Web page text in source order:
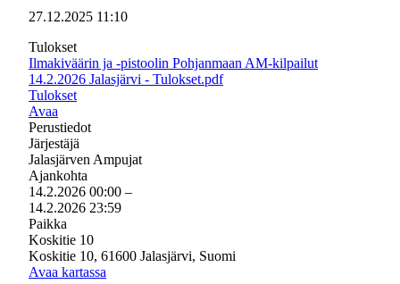
27.12.2025 11:10
Tulokset
Ilmakiväärin ja -pistoolin Pohjanmaan AM-kilpailut
14.2.2026 Jalasjärvi - Tulokset.pdf
Tulokset
Avaa
Perustiedot
Järjestäjä
Jalasjärven Ampujat
Ajankohta
14.2.2026 00:00 –
14.2.2026 23:59
Paikka
Koskitie 10
Koskitie 10, 61600 Jalasjärvi, Suomi
Avaa kartassa